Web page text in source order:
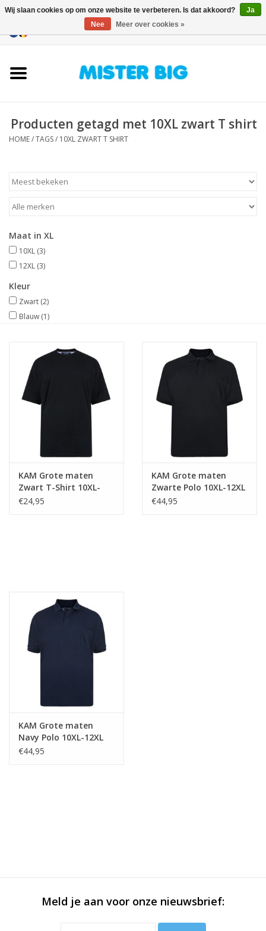
Onze Winkel
Producten getagd met 10XL zwart T shirt
HOME/TAGS/ 10XL ZWART T SHIRT
Maat in XL
10XL (3)
12XL (3)
Kleur
Zwart (2)
Blauw (1)
KAM Grote maten
Zwart T-Shirt 10XL-
12XL
€24,95
KAM Grote maten
Zwarte Polo 10XL-12XL
€44,95
KAM Grote maten
Navy Polo 10XL-12XL
€44,95
Meld je aan voor onze nieuwsbrief:
Wij slaan cookies op om onze website te verbeteren. Is dat akkoord?
Ja
Nee
Meer over cookies »